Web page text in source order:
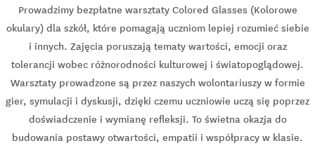
Prowadzimy bezpłatne warsztaty Colored Glasses (Kolorowe
okulary) dla szkół, które pomagają uczniom lepiej rozumieć siebie
i innych. Zajęcia poruszają tematy wartości, emocji oraz
tolerancji wobec różnorodności kulturowej i światopoglądowej.
Warsztaty prowadzone są przez naszych wolontariuszy w formie
gier, symulacji i dyskusji, dzięki czemu uczniowie uczą się poprzez
doświadczenie i wymianę refleksji. To świetna okazja do
budowania postawy otwartości, empatii i współpracy w klasie.